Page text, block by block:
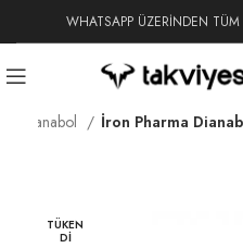
WHATSAPP ÜZERİNDEN
Dianabol İron Pharma
TÜKEN
DI